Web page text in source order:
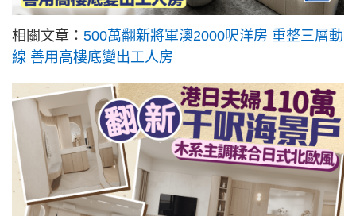
相關文章： 500萬翻新將軍澳2000呎洋房 重整三層動
線 善用高樓底變出工人房